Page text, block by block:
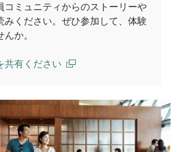
コミュニティからのストーリーや
みください。ぜひ参加して、体験
か。
共有ください